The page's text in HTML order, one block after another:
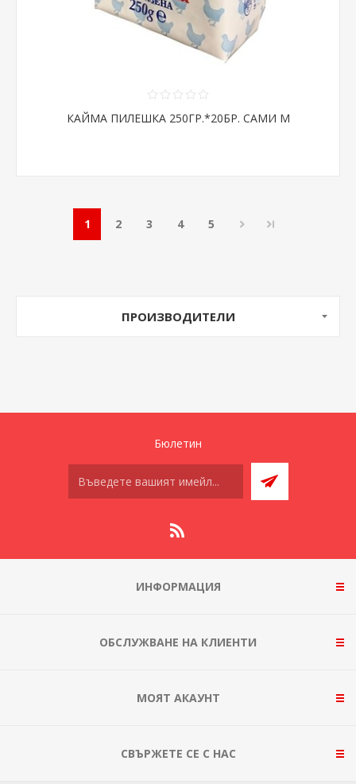
КАЙМА ПИЛЕШКА 250ГР.*20БР. САМИ М
1 2 3 4 5
ПРОИЗВОДИТЕЛИ
Бюлетин
ИНФОРМАЦИЯ
ОБСЛУЖВАНЕ НА КЛИЕНТИ
МОЯТ АКАУНТ
СВЪРЖЕТЕ СЕ С НАС